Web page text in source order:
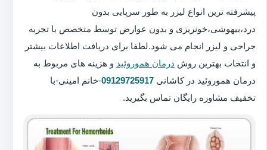
پیشرفته ترین انواع لیزر به طور سرپایی بدون
درد،بیهوشی،خونریزی و بدون عوارض توسط متخصص با تجربه
جراحی و لیزر انجام می شود.لطفا برای دریافت اطلاعات بیشتر
و انتخاب بهترین روش درمان هموروئید و هزینه های مربوط به
درمان هموروئید در کاشانی 09129725917-خانم امینی-با
تخفیف مشاوره رایگان تماس بگیرید.